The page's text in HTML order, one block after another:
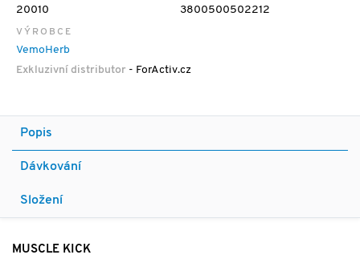
20010 3800500502212
VÝROBCE
VemoHerb
Exkluzivní distributor - ForActiv.cz
Popis
Dávkování
Složení
MUSCLE KICK